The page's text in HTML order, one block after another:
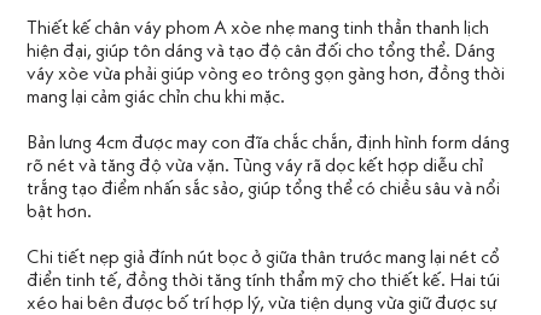
Thiết kế chân váy phom A xòe nhẹ mang tinh thần thanh lịch
hiện đại, giúp tôn dáng và tạo độ cân đối cho tổng thể. Dáng
váy xòe vừa phải giúp vòng eo trông gọn gàng hơn, đồng thời
mang lại cảm giác chỉn chu khi mặc.
Bản lưng 4cm được may con đĩa chắc chắn, định hình form dáng
rõ nét và tăng độ vừa vặn. Tùng váy rã dọc kết hợp diễu chỉ
trắng tạo điểm nhấn sắc sảo, giúp tổng thể có chiều sâu và nổi
bật hơn.
Chi tiết nẹp giả đính nút bọc ở giữa thân trước mang lại nét cổ
điển tinh tế, đồng thời tăng tính thẩm mỹ cho thiết kế. Hai túi
xéo hai bên được bố trí hợp lý, vừa tiện dụng vừa giữ được sự